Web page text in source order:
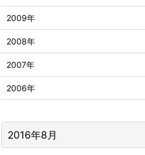
2016年8月
2009年
2008年
2007年
2006年